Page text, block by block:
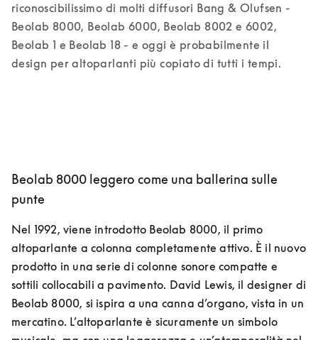
riconoscibilissimo di molti diffusori Bang & Olufsen -
Beolab 8000, Beolab 6000, Beolab 8002 e 6002,
Beolab 1 e Beolab 18 - e oggi è probabilmente il
design per altoparlanti più copiato di tutti i tempi.
Beolab 8000 leggero come una ballerina sulle
punte
Nel 1992, viene introdotto Beolab 8000, il primo
altoparlante a colonna completamente attivo. È il nuovo
prodotto in una serie di colonne sonore compatte e
sottili collocabili a pavimento. David Lewis, il designer di
Beolab 8000, si ispira a una canna d’organo, vista in un
mercatino. L’altoparlante è sicuramente un simbolo